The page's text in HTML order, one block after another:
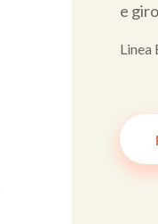
e
Linea